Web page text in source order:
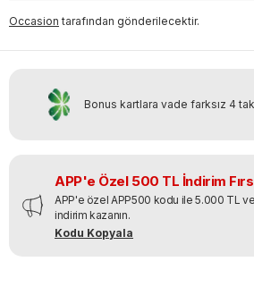
Occasion tarafından gönderilecektir.
Bonus kartlara vade farksız 4
APP'e Özel 500 TL İndirim
APP'e özel APP500 kodu ile 5.000 TL
indirim kazanın.
Kodu Kopyala